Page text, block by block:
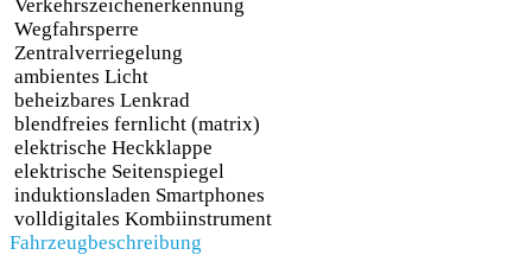
Verkehrszeichenerkennung
Wegfahrsperre
Zentralverriegelung
ambientes Licht
beheizbares Lenkrad
blendfreies fernlicht (matrix)
elektrische Heckklappe
elektrische Seitenspiegel
induktionsladen Smartphones
volldigitales Kombiinstrument
Fahrzeugbeschreibung